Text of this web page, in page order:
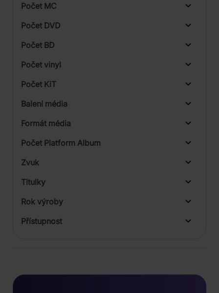
Počet MC
Počet DVD
Počet BD
Počet vinyl
Počet KiT
Balení média
Formát média
Počet Platform Album
Zvuk
Titulky
Rok výroby
Přístupnost